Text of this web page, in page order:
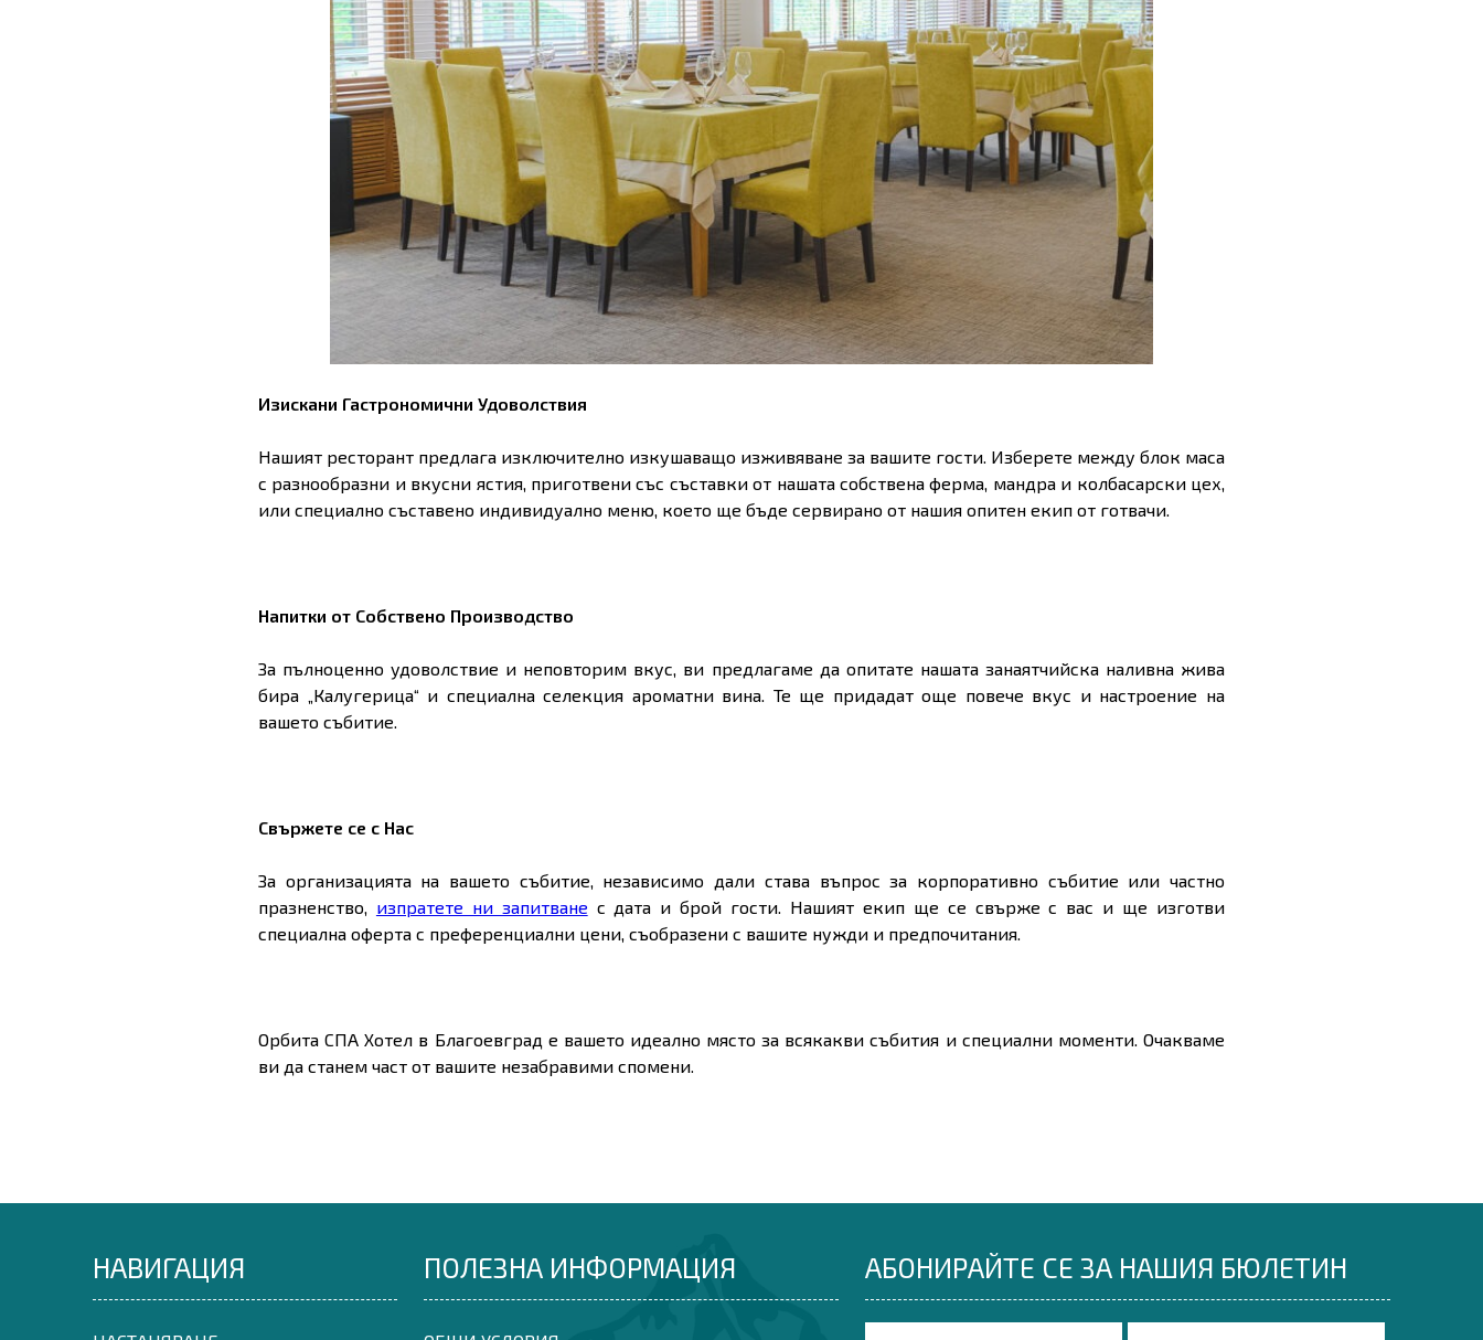
Изискани Гастрономични Удоволствия
Нашият ресторант предлага изключително изкушаващо изживяване за вашите гости. Изберете между блок маса
с разнообразни и вкусни ястия, приготвени със съставки от нашата собствена ферма, мандра и колбасарски цех,
или специално съставено индивидуално меню, което ще бъде сервирано от нашия опитен екип от готвачи.
Напитки от Собствено Производство
За пълноценно удоволствие и неповторим вкус, ви предлагаме да опитате нашата занаятчийска наливна жива
бира „Калугерица“ и специална селекция ароматни вина. Те ще придадат още повече вкус и настроение на
вашето събитие.
Свържете се с Нас
За организацията на вашето събитие, независимо дали става въпрос за корпоративно събитие или частно
празненство, изпратете ни запитване с дата и брой гости. Нашият екип ще се свърже с вас и ще изготви
специална оферта с преференциални цени, съобразени с вашите нужди и предпочитания.
Орбита СПА Хотел в Благоевград е вашето идеално място за всякакви събития и специални моменти. Очакваме
ви да станем част от вашите незабравими спомени.
НАВИГАЦИЯ ПОЛЕЗНА ИНФОРМАЦИЯ АБОНИРАЙТЕ СЕ ЗА НАШИЯ БЮЛЕТИН